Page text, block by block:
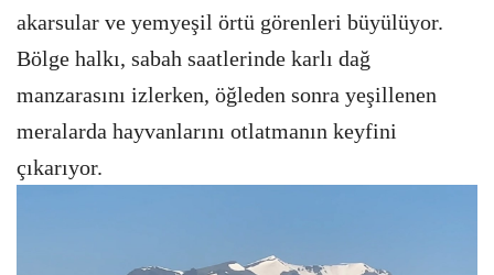
akarsular ve yemyeşil örtü görenleri büyülüyor.
Bölge halkı, sabah saatlerinde karlı dağ
manzarasını izlerken, öğleden sonra yeşillenen
meralarda hayvanlarını otlatmanın keyfini
çıkarıyor.